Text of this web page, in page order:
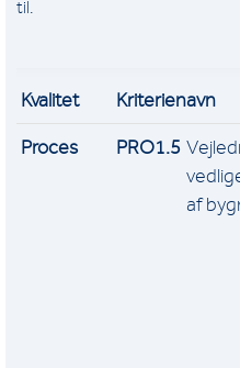
til.
Kvalitet Kriterienavn
Proces PRO1.5
af